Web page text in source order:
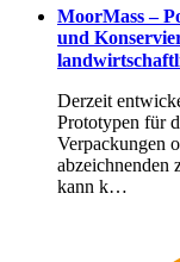
MoorMass –
und
Derzeit
Prototypen für
Verpackungen
abzeichnenden
kann k…